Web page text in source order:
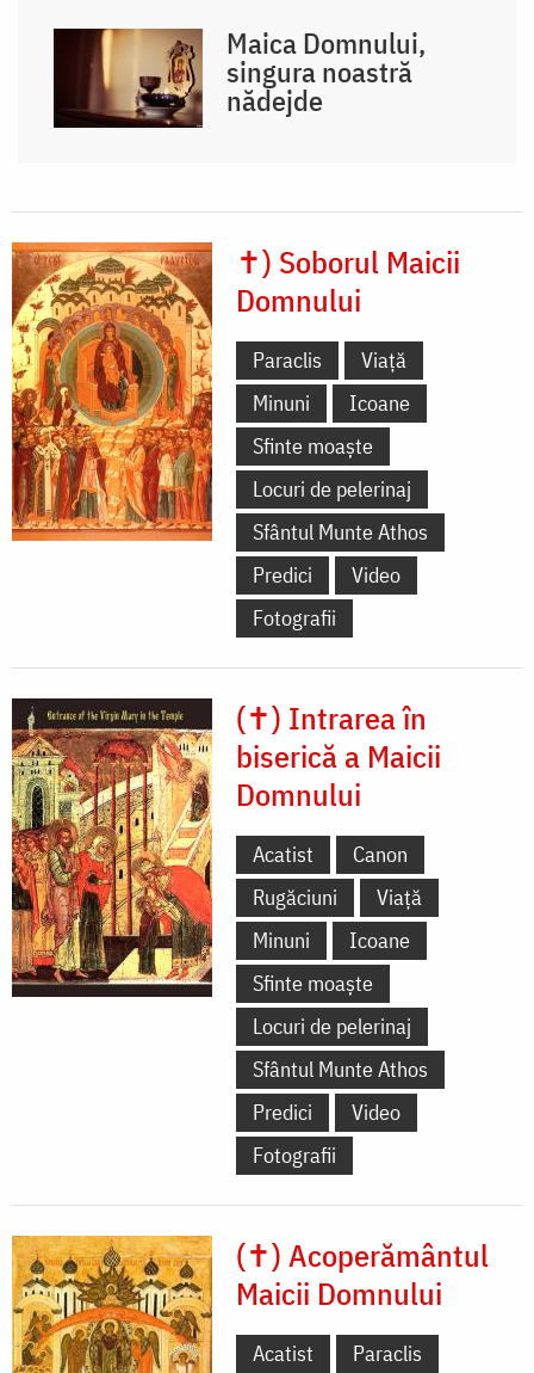
Maica Domnului,
singura noastră
nădejde
✝) Soborul Maicii
Domnului
Paraclis
Viață
Minuni
Icoane
Sfinte moaște
Locuri de pelerinaj
Sfântul Munte Athos
Predici
Video
Fotografii
(✝) Intrarea în
biserică a Maicii
Domnului
Acatist
Canon
Rugăciuni
Viață
Minuni
Icoane
Sfinte moaște
Locuri de pelerinaj
Sfântul Munte Athos
Predici
Video
Fotografii
(✝) Acoperământul
Maicii Domnului
Acatist Paraclis